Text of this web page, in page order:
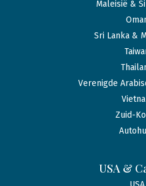
Maleisië &
Sri Lanka &
Verenigde
Zuid-
USA &